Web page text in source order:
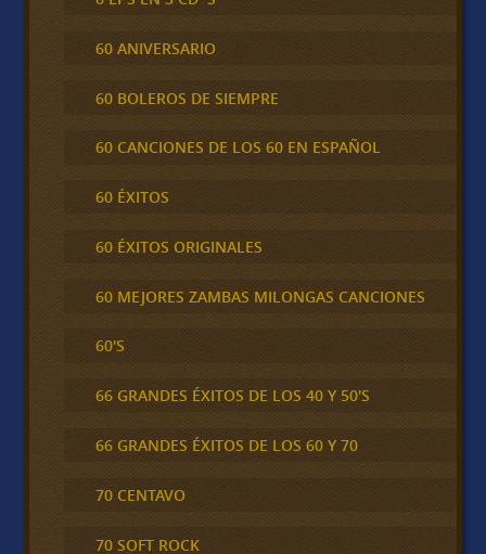
60 ANIVERSARIO
60 BOLEROS DE SIEMPRE
60 CANCIONES DE LOS 60 EN ESPAÑOL
60 ÉXITOS
60 ÉXITOS ORIGINALES
60 MEJORES ZAMBAS MILONGAS CANCIONES
60'S
66 GRANDES ÉXITOS DE LOS 40 Y 50'S
66 GRANDES ÉXITOS DE LOS 60 Y 70
70 CENTAVO
70 SOFT ROCK